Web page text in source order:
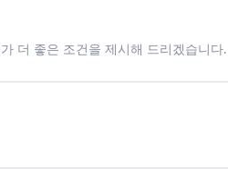
더 좋은 조건을 제시해 드리겠습니다.